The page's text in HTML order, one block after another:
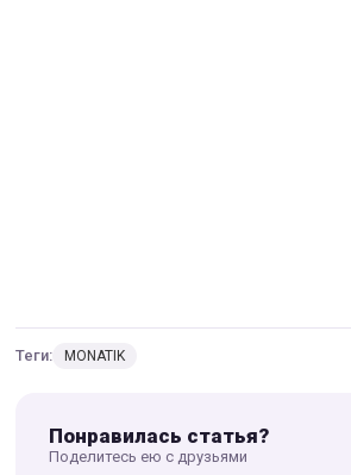
Теги: MONATIK
Понравилась статья?
Поделитесь ею с друзьями